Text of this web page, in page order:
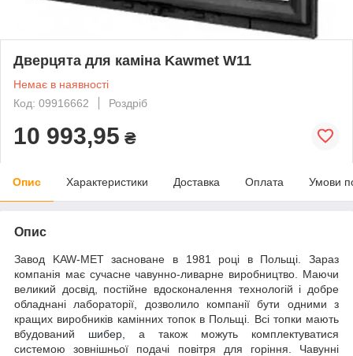
Дверцята для каміна Kawmet W11
Немає в наявності
Код: 09916662
Роздріб
10 993,95 ₴
Опис Характеристики Доставка Оплата Умови
Опис
Завод KAW-MET засноване в 1981 році в Польщі. Зараз
компанія має сучасне чавунно-ливарне виробництво. Маючи
великий досвід, постійне вдосконалення технологій і добре
обладнані лабораторії, дозволило компанії бути одними з
кращих виробників камінних топок в Польщі. Всі топки мають
вбудований шибер , а також можуть комплектуватися
системою зовнішньої подачі повітря для горіння. Чавунні